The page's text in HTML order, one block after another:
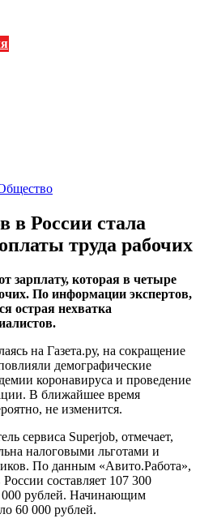
в России стала
труда рабочих
зарплату, которая в четыре
По информации экспертов,
острая нехватка
на Газета.ру, на сокращение
демографические
коронавируса и проведение
В ближайшее время
не изменится.
сервиса Superjob, отмечает,
налоговыми льготами и
По данным «Авито.Работа»,
составляет 107 300
рублей. Начинающим
60 000 рублей.